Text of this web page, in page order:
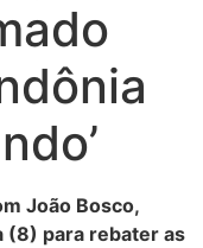
João Bosco,
(8) para rebater as